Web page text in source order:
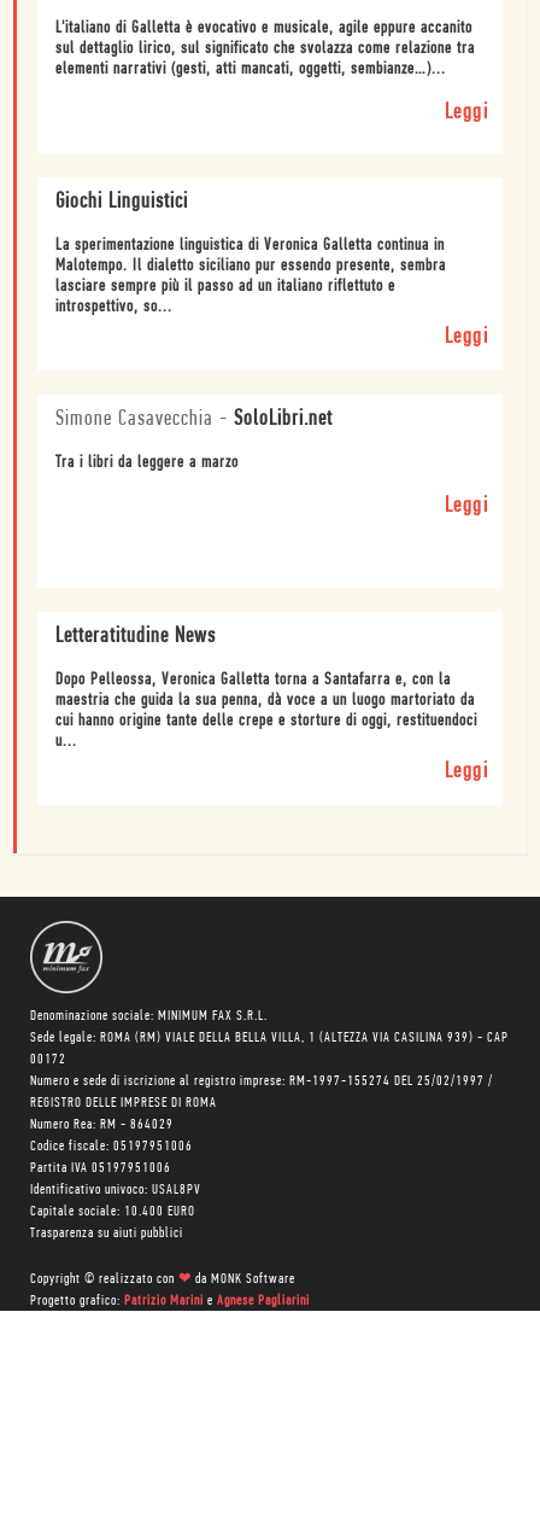
L'italiano di Galletta è evocativo e musicale, agile eppure accanito
sul dettaglio lirico, sul significato che svolazza come relazione tra
elementi narrativi (gesti, atti mancati, oggetti, sembianze…)...
Leggi
Giochi Linguistici
La sperimentazione linguistica di Veronica Galletta continua in
Malotempo. Il dialetto siciliano pur essendo presente, sembra
lasciare sempre più il passo ad un italiano riflettuto e
introspettivo, so...
Leggi
Simone Casavecchia - SoloLibri.net
Tra i libri da leggere a marzo
Leggi
Letteratitudine News
Dopo Pelleossa, Veronica Galletta torna a Santafarra e, con la
maestria che guida la sua penna, dà voce a un luogo martoriato da
cui hanno origine tante delle crepe e storture di oggi, restituendoci
u...
Leggi
Denominazione sociale: MINIMUM FAX S.R.L.
Sede legale: ROMA (RM) VIALE DELLA BELLA VILLA, 1 (ALTEZZA VIA CASILINA 939) - CAP
00172
Numero e sede di iscrizione al registro imprese: RM-1997-155274 DEL 25/02/1997 /
REGISTRO DELLE IMPRESE DI ROMA
Numero Rea: RM - 864029
Codice fiscale: 05197951006
Partita IVA 05197951006
Identificativo univoco: USAL8PV
Capitale sociale: 10.400 EURO
Trasparenza su aiuti pubblici
Copyright © realizzato con ❤ da MONK Software
Progetto grafico: Patrizio Marini e Agnese Pagliarini